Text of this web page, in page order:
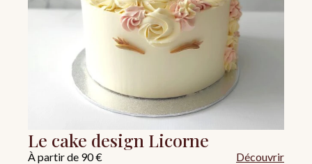
Le cake design Licorne
À partir de 90 € Découvrir